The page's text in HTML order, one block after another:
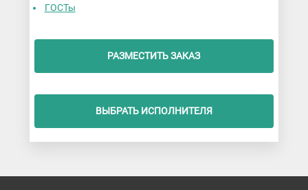
ГОСТы
РАЗМЕСТИТЬ ЗАКАЗ
ВЫБРАТЬ ИСПОЛНИТЕЛЯ